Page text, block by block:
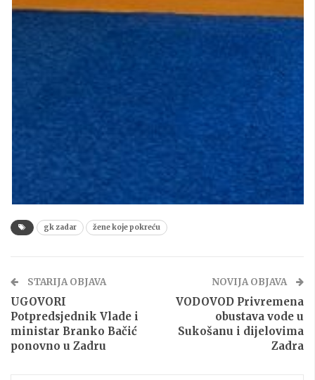
gk zadar žene koje pokreću
STARIJA OBJAVA
UGOVORI
Potpredsjednik Vlade i
ministar Branko Bačić
ponovno u Zadru
NOVIJA OBJAVA
VODOVOD Privremena
obustava vode u
Sukošanu i dijelovima
Zadra